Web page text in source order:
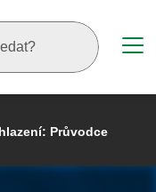
Průvodce